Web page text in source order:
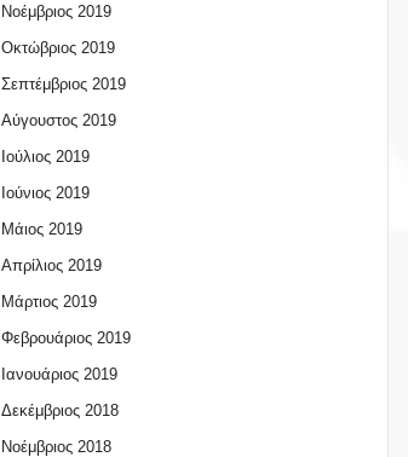
Νοέμβριος 2019
Οκτώβριος 2019
Σεπτέμβριος 2019
Αύγουστος 2019
Ιούλιος 2019
Ιούνιος 2019
Μάιος 2019
Απρίλιος 2019
Μάρτιος 2019
Φεβρουάριος 2019
Ιανουάριος 2019
Δεκέμβριος 2018
Νοέμβριος 2018